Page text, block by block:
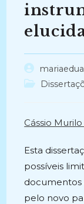
Autor
do
Categoria
Cássio
Esta
possíveis
documentos
pelo novo